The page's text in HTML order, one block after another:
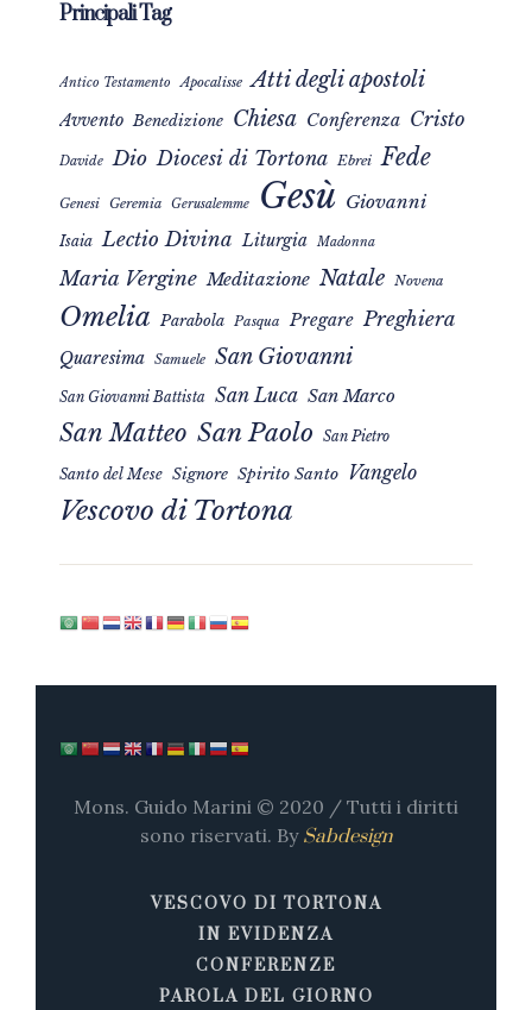
Principali Tag
Antico Testamento Apocalisse Atti degli apostoli
Avvento Benedizione Chiesa Conferenza Cristo
Davide Dio Diocesi di Tortona Ebrei Fede
Genesi Geremia Gerusalemme Gesù Giovanni
Isaia Lectio Divina Liturgia Madonna
Maria Vergine Meditazione Natale Novena
Omelia Parabola Pasqua Pregare Preghiera
Quaresima Samuele San Giovanni
San Giovanni Battista San Luca San Marco
San Matteo San Paolo San Pietro
Santo del Mese Signore Spirito Santo Vangelo
Vescovo di Tortona
Mons. Guido Marini © 2020 / Tutti i diritti
sono riservati. By Sabdesign
VESCOVO DI TORTONA
IN EVIDENZA
CONFERENZE
PAROLA DEL GIORNO